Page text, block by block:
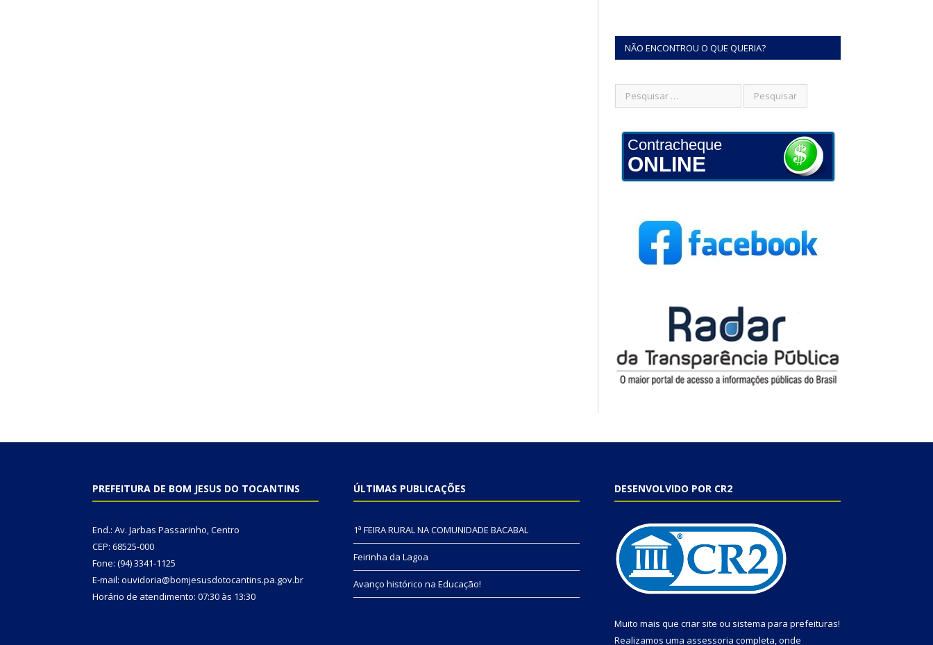
NÃO ENCONTROU O QUE QUERIA?
Contracheque
ONLINE
PREFEITURA DE BOM JESUS DO TOCANTINS
End.: Av. Jarbas Passarinho, Centro
CEP: 68525-000
Fone: (94) 3341-1125
E-mail: ouvidoria@bomjesusdotocantins.pa.gov.br
Horário de atendimento: 07:30 às 13:30
ÚLTIMAS PUBLICAÇÕES
1ª FEIRA RURAL NA COMUNIDADE BACABAL
Feirinha da Lagoa
Avanço histórico na Educação!
DESENVOLVIDO POR CR2
Muito mais que criar site ou sistema para prefeituras!
Realizamos uma assessoria completa, onde